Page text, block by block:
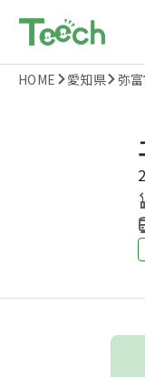
HOME 愛知県 弥